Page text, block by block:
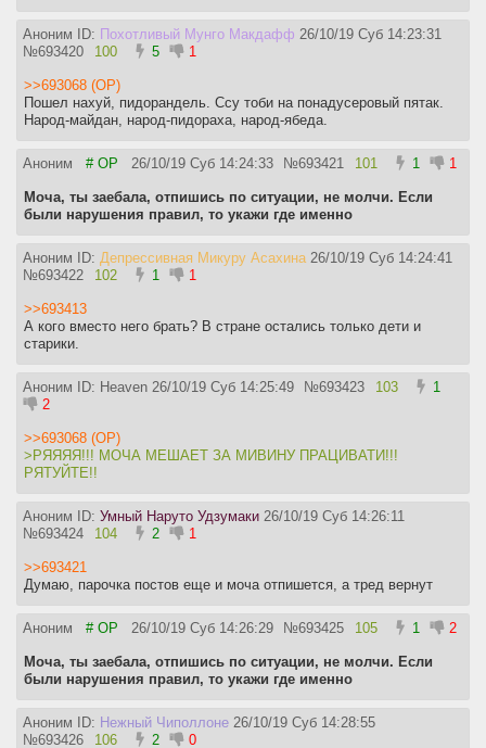
Аноним ID: Похотливый Мунго Макдафф 26/10/19 Суб 14:23:31
№693420 100 5 1
>>693068 (OP)
Пошел нахуй, пидорандель. Ссу тоби на понадусеровый пятак.
Народ-майдан, народ-пидораха, народ-ябеда.
Аноним # OP 26/10/19 Суб 14:24:33 №693421 101 1 1
Моча, ты заебала, отпишись по ситуации, не молчи. Если
были нарушения правил, то укажи где именно
Аноним ID: Депрессивная Микуру Асахина 26/10/19 Суб 14:24:41
№693422 102 1 1
>>693413
А кого вместо него брать? В стране остались только дети и
старики.
Аноним ID: Heaven 26/10/19 Суб 14:25:49 №693423 103
1
2
>>693068 (OP)
>РЯЯЯЯ!!! МОЧА МЕШАЕТ ЗА МИВИНУ ПРАЦИВАТИ!!!
РЯТУЙТЕ!!
Аноним ID: Умный Наруто Удзумаки 26/10/19 Суб 14:26:11
№693424 104 2 1
>>693421
Думаю, парочка постов еще и моча отпишется, а тред вернут
Аноним # OP 26/10/19 Суб 14:26:29 №693425 105 1 2
Моча, ты заебала, отпишись по ситуации, не молчи. Если
были нарушения правил, то укажи где именно
Аноним ID: Нежный Чиполлоне 26/10/19 Суб 14:28:55
№693426 106 2 0